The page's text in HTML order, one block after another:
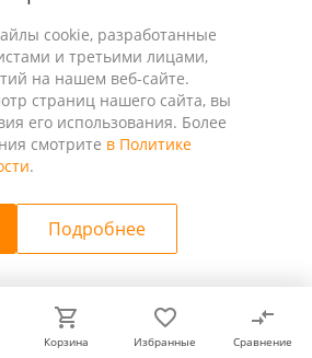
cookie, разработанные
и третьими лицами,
на нашем веб-сайте.
страниц нашего сайта, вы
его использования. Более
смотрите в Политике
.
Подробнее
Корзина Избранные Сравнение
Корзина Избранные Сравнение
ИНН 4401188290, Все права
защищены